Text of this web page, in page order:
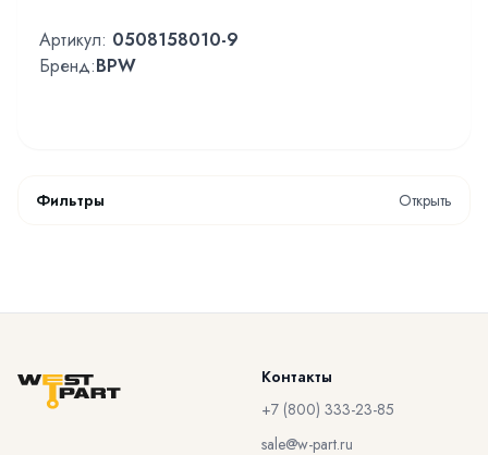
Артикул: 0508158010-9
Бренд:BPW
Фильтры Открыть
Контакты
+7 (800) 333-23-85
sale@w-part.ru